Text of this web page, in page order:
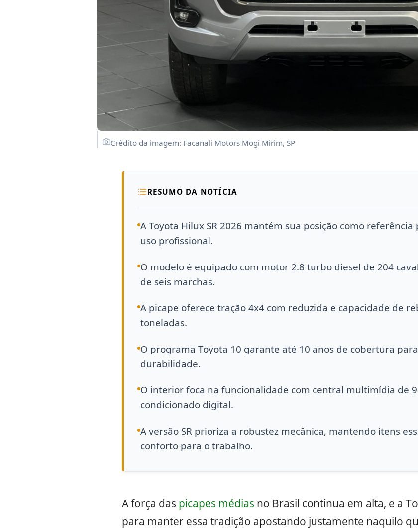
Crédito da imagem: Facanali Motors Mogi Mirim, SP
RESUMO DA NOTÍCIA
A Toyota Hilux SR 2026 mantém sua posição como
uso profissional.
O modelo é equipado com motor 2.8 turbo diesel de 204
de seis marchas.
A picape oferece tração 4x4 com reduzida e capacidade de
toneladas.
O programa Toyota 10 garante até 10 anos de cobertura
durabilidade.
O interior foca na funcionalidade com central multimídia de
condicionado digital.
A versão SR prioriza a robustez mecânica, mantendo itens
conforto para o trabalho.
A força das picapes médias no Brasil continua em alta, e a
para manter essa tradição apostando justamente naquilo